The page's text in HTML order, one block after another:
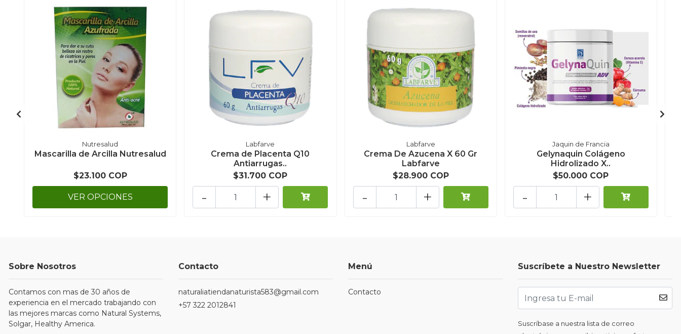
Nutresalud
Mascarilla de Arcilla Nutresalud
$23.100 COP
VER OPCIONES
Labfarve
Crema de Placenta Q10
Antiarrugas..
$31.700 COP
+
-
Labfarve
Crema De Azucena X 60 Gr
Labfarve
$28.900 COP
+
-
Jaquin de Francia
Gelynaquin Colágeno
Hidrolizado X..
$50.000 COP
+
-
Sobre Nosotros
Contamos con mas de 30 años de
experiencia en el mercado trabajando con
las mejores marcas como Natural Systems,
Solgar, Healthy America.
Contacto
naturaliatiendanaturista583@gmail.com
+57 322 2012841
Menú
Contacto
Suscríbete a Nuestro Newsletter
Suscríbase a nuestra lista de correo